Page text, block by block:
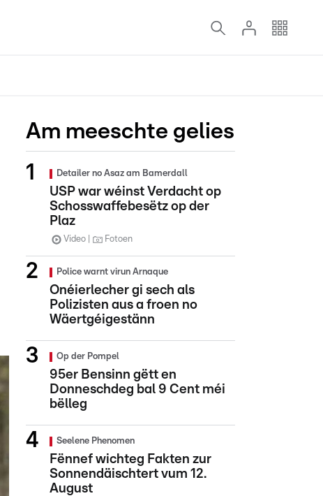
Am meeschte gelies
Detailer no Asaz am Bamerdall
USP war wéinst Verdacht op
Schosswaffebesëtz op der
Plaz
Video Fotoen
Police warnt virun Arnaque
Onéierlecher gi sech als
Polizisten aus a froen no
Wäertgéigestänn
Op der Pompel
95er Bensinn gëtt en
Donneschdeg bal 9 Cent méi
bëlleg
Seelene Phenomen
Fënnef wichteg Fakten zur
Sonnendäischtert vum 12.
August